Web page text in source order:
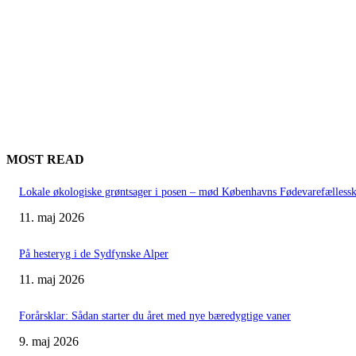
MOST READ
Lokale økologiske grøntsager i posen – mød Københavns
11. maj 2026
På hesteryg i de Sydfynske Alper
11. maj 2026
Forårsklar: Sådan starter du året med nye bæredygtige vaner
9. maj 2026